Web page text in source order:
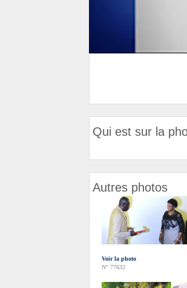
Qui est sur la
Autres photos
Voir la photo
N° 77632